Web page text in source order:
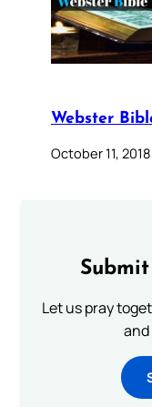
Webster
October 11, 2018
Let us pray